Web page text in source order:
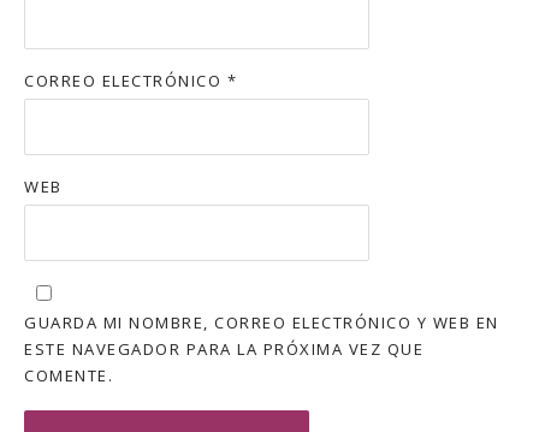
CORREO ELECTRÓNICO *
WEB
GUARDA MI NOMBRE, CORREO ELECTRÓNICO Y WEB EN
ESTE NAVEGADOR PARA LA PRÓXIMA VEZ QUE
COMENTE.